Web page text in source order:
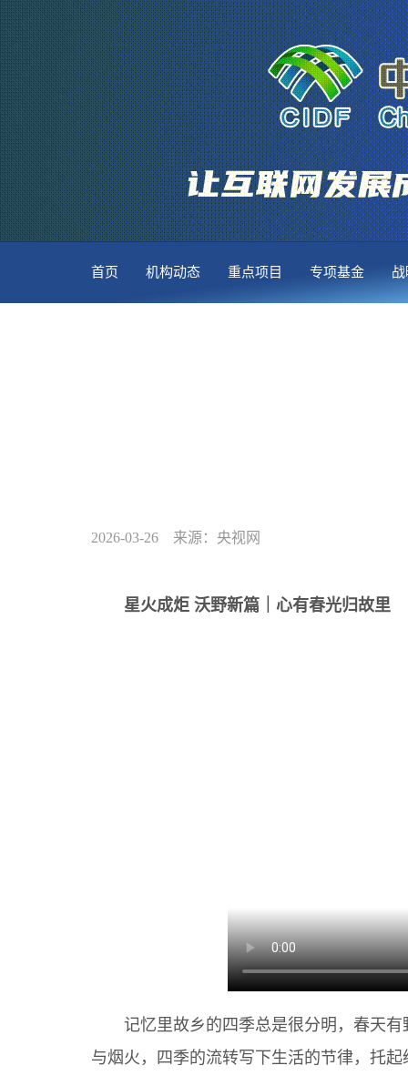
首页 机构动态 重点项目 专项基金
2026-03-26 来源：央视网
星火成炬 沃野新篇｜心有春光归故里
记忆里故乡的四季总是很分明，春天有
与烟火，四季的流转写下生活的节律，托起